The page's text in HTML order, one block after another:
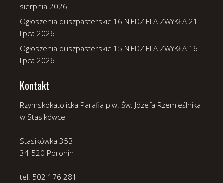
sierpnia 2026
Ogłoszenia duszpasterskie 16 NIEDZIELA ZWYKŁA 21
lipca 2026
Ogłoszenia duszpasterskie 15 NIEDZIELA ZWYKŁA 16
lipca 2026
Kontakt
Rzymskokatolicka Parafia p.w. Św. Józefa Rzemieślnika
w Stasikówce
Stasikówka 35B
34-520 Poronin
tel. 502 176 281